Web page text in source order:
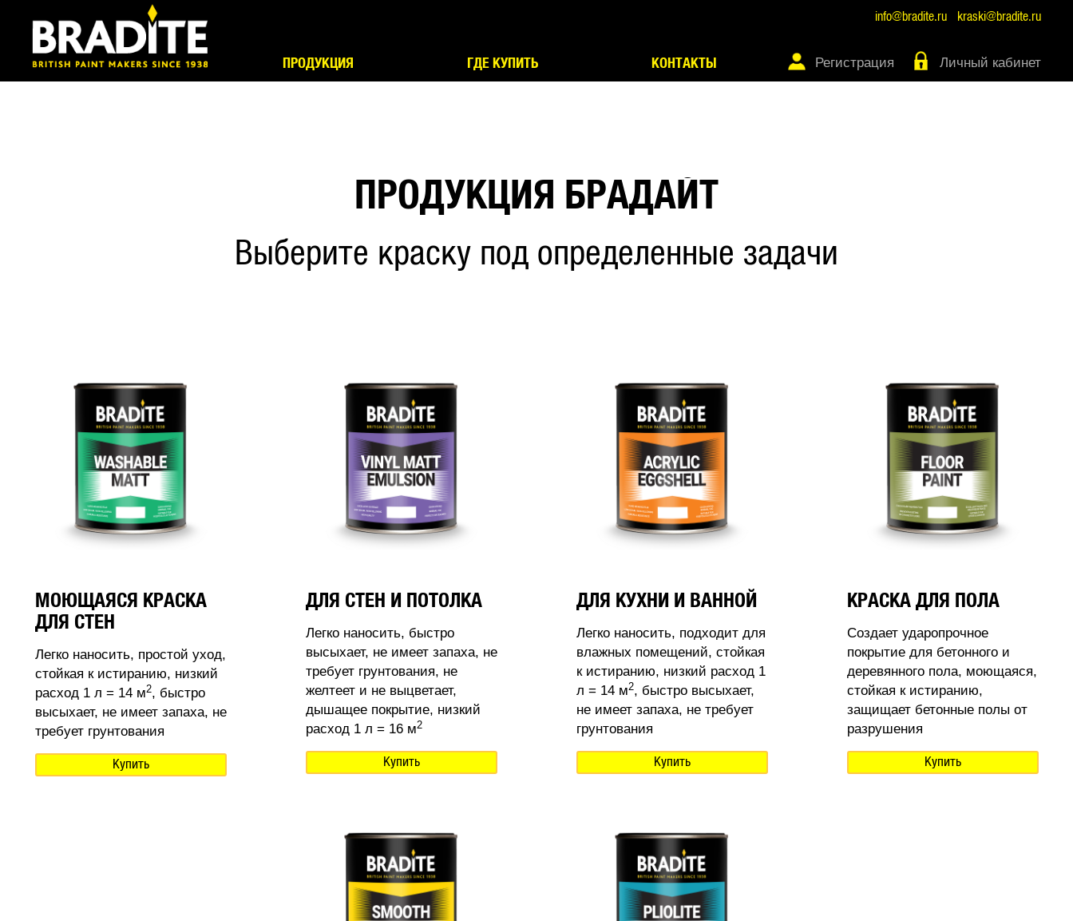
info@bradite.ru kraski@bradite.ru
ПРОДУКЦИЯ ГДЕ КУПИТЬ КОНТАКТЫ Регистрация Личный кабинет
ПРОДУКЦИЯ БРАДАЙТ
Выберите краску под определенные задачи
МОЮЩАЯСЯ КРАСКА
ДЛЯ СТЕН
Легко наносить, простой уход,
стойкая к истиранию, низкий
расход 1 л = 14 м2, быстро
высыхает, не имеет запаха, не
требует грунтования
Купить
ДЛЯ СТЕН И ПОТОЛКА
Легко наносить, быстро
высыхает, не имеет запаха, не
требует грунтования, не
желтеет и не выцветает,
дышащее покрытие, низкий
расход 1 л = 16 м2
Купить
ДЛЯ КУХНИ И ВАННОЙ
Легко наносить, подходит для
влажных помещений, стойкая
к истиранию, низкий расход 1
л = 14 м2, быстро высыхает,
не имеет запаха, не требует
грунтования
Купить
КРАСКА ДЛЯ ПОЛА
Создает ударопрочное
покрытие для бетонного и
деревянного пола, моющаяся,
стойкая к истиранию,
защищает бетонные полы от
разрушения
Купить